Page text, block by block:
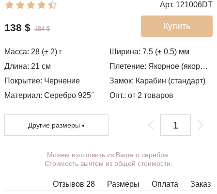
Арт. 121006DT
Купить
138 $ 184 $
Масса: 28 (± 2) г Ширина:7.5 (± 0.5) мм
Длина: 21 см Плетение: Якорное (якорь) с гранями
Покрытие: Чернение Замок: Карабин (стандарт)
Материал: Серебро 925 ̊
Опт.: от 2 товаров
Другие размеры
Вы можете выбрать покрытие,
массу, длину, ширину, замок.
комбинациями ширины, длины и
Можем изготовить из Вашего серебра.
Стоимость вычтем из общей стоимости.
Отзывов 28 Заказ
Оплата
Размеры